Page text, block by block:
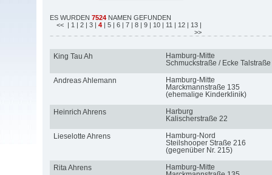
ES WURDEN 7524 NAMEN GEFUNDEN
<< | 1 | 2 | 3 | 4 | 5 | 6 | 7 | 8 | 9 | 10 | 11 | 12 | 13 |
>>
King Tau Ah
Hamburg-Mitte
Schmuckstraße / Ecke Talstraße
Andreas Ahlemann
Hamburg-Mitte
Marckmannstraße 135
(ehemalige Kinderklinik)
Heinrich Ahrens
Harburg
Kalischerstraße 22
Lieselotte Ahrens
Hamburg-Nord
Steilshooper Straße 216
(gegenüber Nr. 215)
Rita Ahrens
Hamburg-Mitte